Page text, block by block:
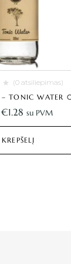
(0 atsiliepimas)
– TONIC WATER
€1.28 su PVM